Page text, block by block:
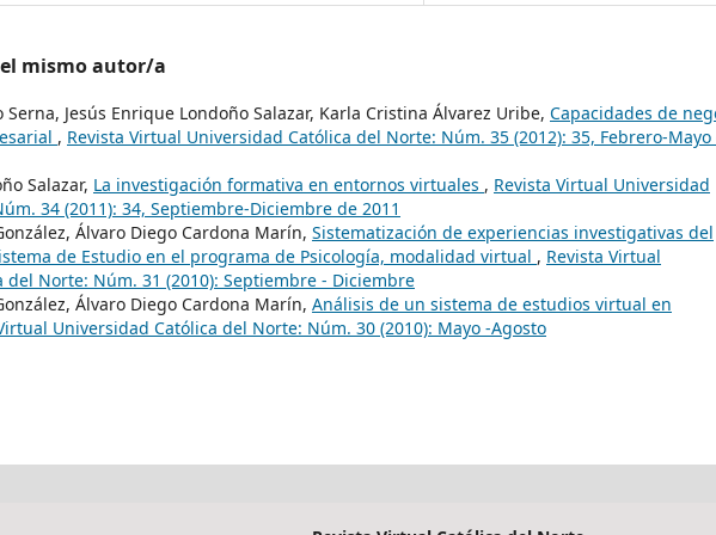
mismo autor/a
Jesús Enrique Londoño Salazar, Karla Cristina Álvarez Uribe, Capacidades de
, Revista Virtual Universidad Católica del Norte: Núm. 35 (2012): 35, Febrero-Mayo
Salazar, La investigación formativa en entornos virtuales , Revista Virtual Universidad
34 (2011): 34, Septiembre-Diciembre de 2011
Álvaro Diego Cardona Marín, Sistematización de experiencias investigativas del
de Estudio en el programa de Psicología, modalidad virtual , Revista Virtual
del Norte: Núm. 31 (2010): Septiembre - Diciembre
Álvaro Diego Cardona Marín, Análisis de un sistema de estudios virtual en
Universidad Católica del Norte: Núm. 30 (2010): Mayo -Agosto